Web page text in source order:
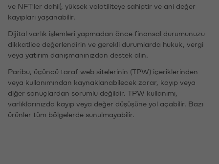
ve NFT'ler dahil), yüksek volatiliteye sahiptir ve ani değer
kayıpları yaşanabilir.
Dijital varlık işlemleri yapmadan önce finansal durumunuzu
dikkatlice değerlendirin ve gerekli durumlarda hukuk, vergi
veya yatırım danışmanınızdan destek alın.
Paribu, üçüncü taraf web sitelerinin (TPW) içeriklerinden
veya kullanımından kaynaklanabilecek zarar, kayıp veya
diğer sonuçlardan sorumlu değildir. TPW kullanımı,
varlıklarınızda kayıp veya değer düşüşüne yol açabilir. Bazı
ürünler tüm bölgelerde sunulmayabilir.